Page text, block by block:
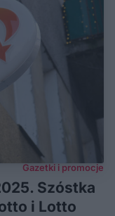
Gazetki i promocje
Szóstka
i Lotto